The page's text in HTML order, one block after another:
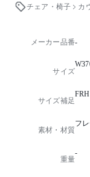
チェア・椅子
カ
メーカー品番-
サイズ
サイズ補足
素材・材質
フ
重量
-